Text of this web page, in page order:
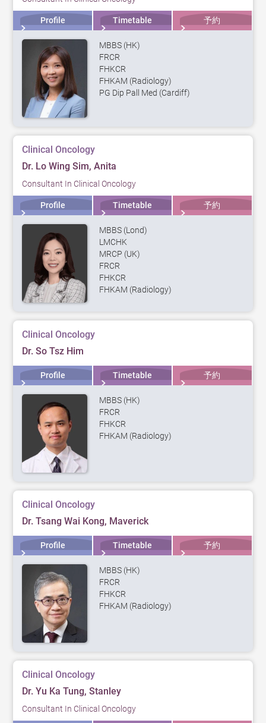
Profile Timetable 予約
MBBS (HK)
FRCR
FHKCR
FHKAM (Radiology)
PG Dip Pall Med (Cardiff)
Clinical Oncology
Dr. Lo Wing Sim, Anita
Consultant In Clinical Oncology
Profile Timetable 予約
MBBS (Lond)
LMCHK
MRCP (UK)
FRCR
FHKCR
FHKAM (Radiology)
Clinical Oncology
Dr. So Tsz Him
Profile Timetable 予約
MBBS (HK)
FRCR
FHKCR
FHKAM (Radiology)
Clinical Oncology
Dr. Tsang Wai Kong, Maverick
Profile Timetable 予約
MBBS (HK)
FRCR
FHKCR
FHKAM (Radiology)
Clinical Oncology
Dr. Yu Ka Tung, Stanley
Consultant In Clinical Oncology